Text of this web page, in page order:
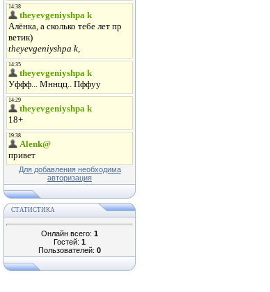
Для добавления необходима
авторизация
СТАТИСТИКА
Онлайн всего: 1
Гостей: 1
Пользователей: 0